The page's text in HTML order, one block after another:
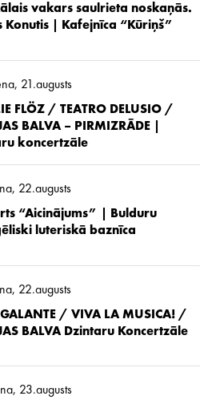
vakars saulrieta noskaņās.
Konutis | Kafejnīca “Kūriņš”
21.augusts
FLÖZ / TEATRO DELUSIO /
BALVA – PIRMIZRĀDE |
koncertzāle
22.augusts
“Aicinājums” | Bulduru
luteriskā baznīca
22.augusts
/ VIVA LA MUSICA! /
BALVA Dzintaru Koncertzāle
23.augusts